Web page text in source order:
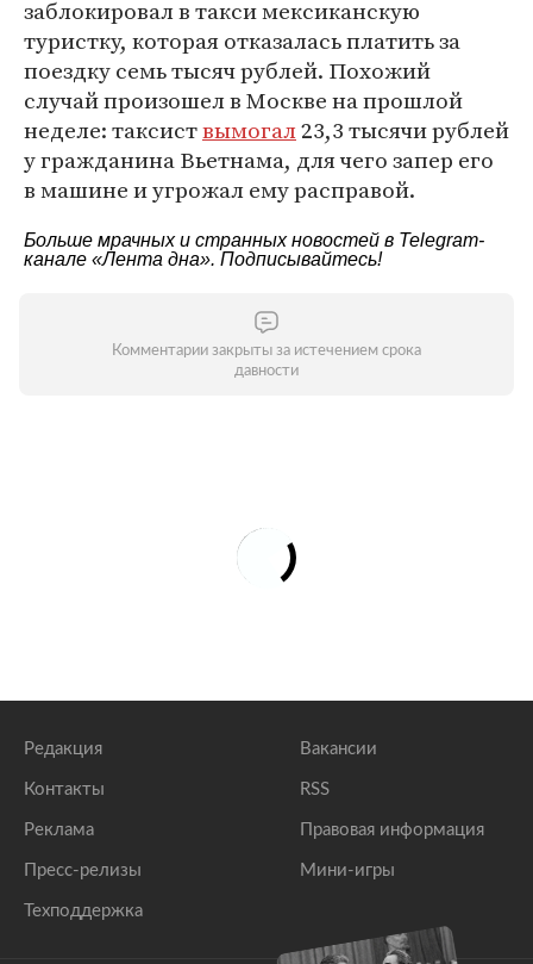
заблокировал в такси мексиканскую
туристку, которая отказалась платить за
поездку семь тысяч рублей. Похожий
случай произошел в Москве на прошлой
неделе: таксиствымогал23,3 тысячи рублей
у гражданина Вьетнама, для чего запер его
в машине и угрожал ему расправой.
Больше мрачных и странных новостей в Telegram-
канале «Лента дна». Подписывайтесь!
Комментарии закрыты за истечением срока
давности
Редакция
Контакты
Реклама
Пресс-релизы
Техподдержка
Вакансии
RSS
Правовая информация
Мини-игры